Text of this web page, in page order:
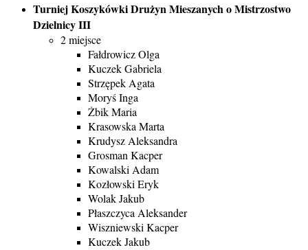
Turniej Koszykówki Drużyn Mieszanych o Mistrzostwo
Dzielnicy III
2 miejsce
Fałdrowicz Olga
Kuczek Gabriela
Strzępek Agata
Moryś Inga
Żbik Maria
Krasowska Marta
Krudysz Aleksandra
Grosman Kacper
Kowalski Adam
Kozłowski Eryk
Wolak Jakub
Płaszczyca Aleksander
Wiszniewski Kacper
Kuczek Jakub